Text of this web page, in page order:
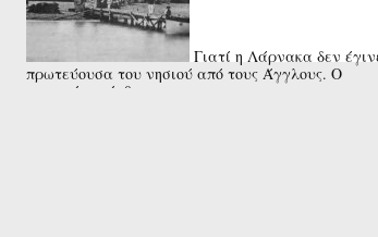
Γιατί η Λάρνακα δεν
πρωτεύουσα του νησιού από τους Άγγλους. Ο
«μοιραίος» άνθρωπος